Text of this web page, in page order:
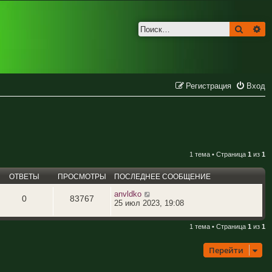
Поиск
Вход
Регистрация
1 тема • Страница 1 из 1
ОТВЕТЫ ПРОСМОТРЫ ПОСЛЕДНЕЕ СООБЩЕНИЕ
0 83767
anvldko
25 июл 2023, 19:08
1 тема • Страница 1 из 1
Перейти